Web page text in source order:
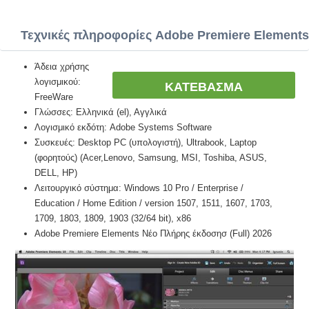
Τεχνικές πληροφορίες Adobe Premiere Elements
ΚΑΤΕΒΑΣΜΑ
Άδεια χρήσης
λογισμικού:
FreeWare
Γλώσσες: Ελληνικά (el), Αγγλικά
Λογισμικό εκδότη: Adobe Systems Software
Συσκευές: Desktop PC (υπολογιστή), Ultrabook, Laptop
(φορητούς) (Acer,Lenovo, Samsung, MSI, Toshiba, ASUS,
DELL, HP)
Λειτουργικό σύστημα: Windows 10 Pro / Enterprise /
Education / Home Edition / version 1507, 1511, 1607, 1703,
1709, 1803, 1809, 1903 (32/64 bit), x86
Adobe Premiere Elements Νέο Πλήρης έκδοσησ (Full) 2026